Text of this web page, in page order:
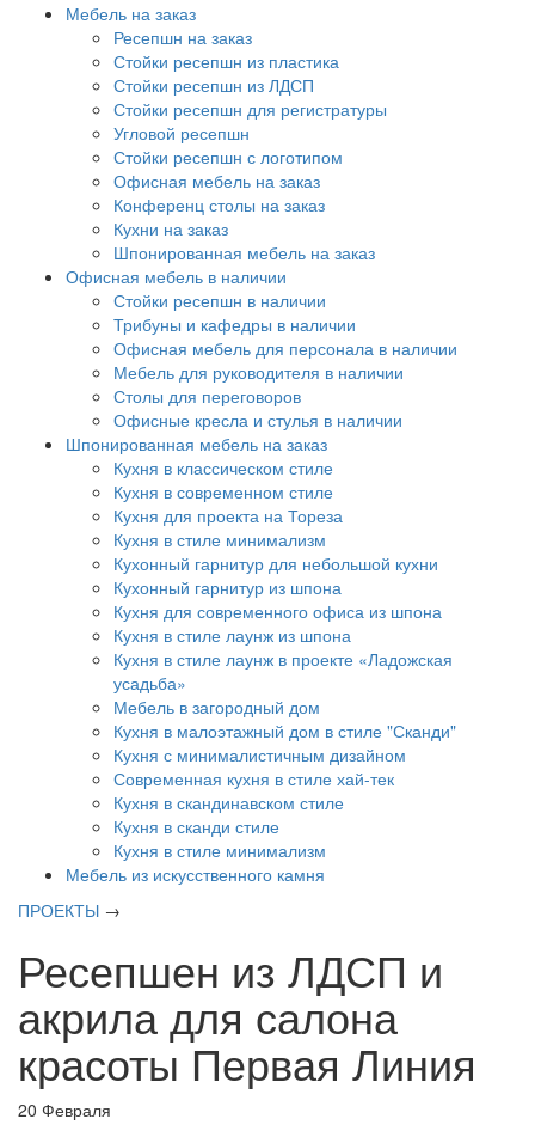
Мебель на заказ
Ресепшн на заказ
Стойки ресепшн из пластика
Стойки ресепшн из ЛДСП
Стойки ресепшн для регистратуры
Угловой ресепшн
Стойки ресепшн с логотипом
Офисная мебель на заказ
Конференц столы на заказ
Кухни на заказ
Шпонированная мебель на заказ
Офисная мебель в наличии
Стойки ресепшн в наличии
Трибуны и кафедры в наличии
Офисная мебель для персонала в наличии
Мебель для руководителя в наличии
Столы для переговоров
Офисные кресла и стулья в наличии
Шпонированная мебель на заказ
Кухня в классическом стиле
Кухня в современном стиле
Кухня для проекта на Тореза
Кухня в стиле минимализм
Кухонный гарнитур для небольшой кухни
Кухонный гарнитур из шпона
Кухня для современного офиса из шпона
Кухня в стиле лаунж из шпона
Кухня в стиле лаунж в проекте «Ладожская
усадьба»
Мебель в загородный дом
Кухня в малоэтажный дом в стиле "Сканди"
Кухня с минималистичным дизайном
Современная кухня в стиле хай-тек
Кухня в скандинавском стиле
Кухня в сканди стиле
Кухня в стиле минимализм
Мебель из искусственного камня
ПРОЕКТЫ →
Ресепшен из ЛДСП и
акрила для салона
красоты Первая Линия
20 Февраля